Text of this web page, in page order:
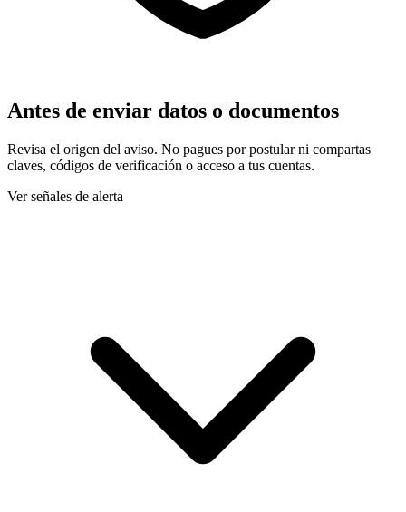
Antes de enviar datos o documentos
Revisa el origen del aviso. No pagues por postular ni compartas
claves, códigos de verificación o acceso a tus cuentas.
Ver señales de alerta